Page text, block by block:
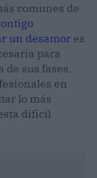
comunes de
un desamor es
para
sus fases.
en
lo más
difícil